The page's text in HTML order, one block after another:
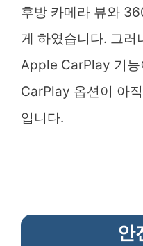
후방 카메라 뷰와
게 하였습니다. 그러
Apple CarPlay 기능
CarPlay 옵션이 아
입니다.
안